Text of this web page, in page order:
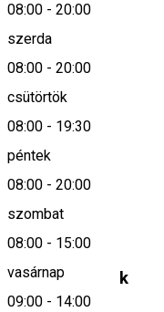
08:00 - 20:00
szerda
08:00 - 20:00
csütörtök
08:00 - 19:30
péntek
08:00 - 20:00
szombat
08:00 - 15:00
vasárnap
09:00 - 14:00
Keresd térképen
Leírás
Farmacia Dona
Hasonló helyek